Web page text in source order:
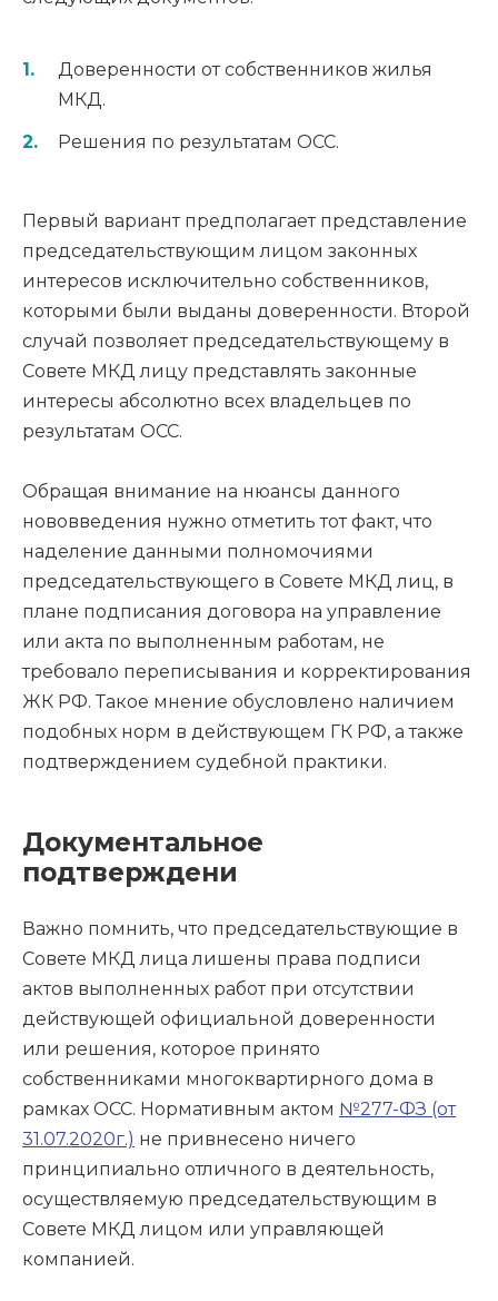
Доверенности от собственников жилья
МКД.
Решения по результатам ОСС.
Первый вариант предполагает представление
председательствующим лицом законных
интересов исключительно собственников,
которыми были выданы доверенности. Второй
случай позволяет председательствующему в
Совете МКД лицу представлять законные
интересы абсолютно всех владельцев по
результатам ОСС.
Обращая внимание на нюансы данного
нововведения нужно отметить тот факт, что
наделение данными полномочиями
председательствующего в Совете МКД лиц, в
плане подписания договора на управление
или акта по выполненным работам, не
требовало переписывания и корректирования
ЖК РФ. Такое мнение обусловлено наличием
подобных норм в действующем ГК РФ, а также
подтверждением судебной практики.
Документальное
подтверждени
Важно помнить, что председательствующие в
Совете МКД лица лишены права подписи
актов выполненных работ при отсутствии
действующей официальной доверенности
или решения, которое принято
собственниками многоквартирного дома в
рамках ОСС. Нормативным актом №277-ФЗ (от
31.07.2020г.) не привнесено ничего
принципиально отличного в деятельность,
осуществляемую председательствующим в
Совете МКД лицом или управляющей
компанией.